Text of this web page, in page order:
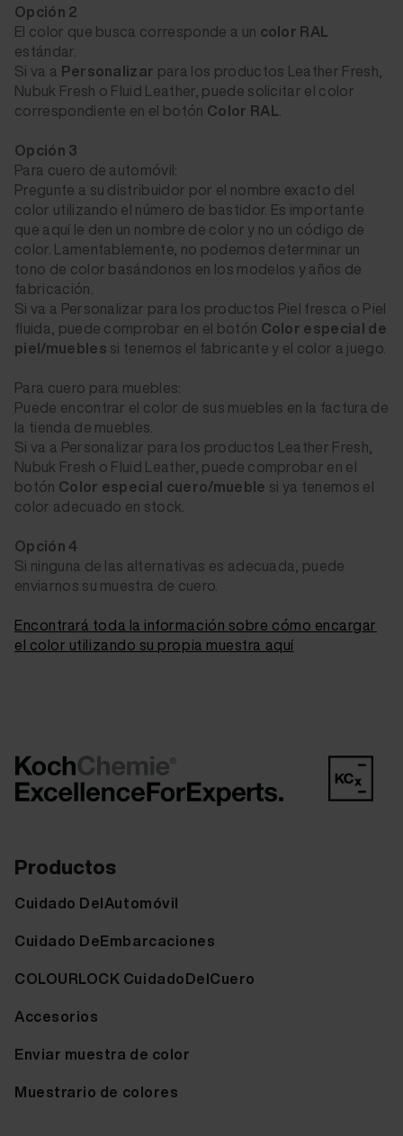
Opción 2
El color que busca corresponde a un color RAL
estándar.
Si va a Personalizar para los productos Leather Fresh,
Nubuk Fresh o Fluid Leather, puede solicitar el color
correspondiente en el botón Color RAL.
Opción 3
Para cuero de automóvil:
Pregunte a su distribuidor por el nombre exacto del
color utilizando el número de bastidor. Es importante
que aquí le den un nombre de color y no un código de
color. Lamentablemente, no podemos determinar un
tono de color basándonos en los modelos y años de
fabricación.
Si va a Personalizar para los productos Piel fresca o Piel
fluida, puede comprobar en el botón Color especial de
piel/muebles si tenemos el fabricante y el color a juego.
Para cuero para muebles:
Puede encontrar el color de sus muebles en la factura de
la tienda de muebles.
Si va a Personalizar para los productos Leather Fresh,
Nubuk Fresh o Fluid Leather, puede comprobar en el
botón Color especial cuero/mueble si ya tenemos el
color adecuado en stock.
Opción 4
Si ninguna de las alternativas es adecuada, puede
enviarnos su muestra de cuero.
Encontrará toda la información sobre cómo encargar
el color utilizando su propia muestra aquí
Productos
Cuidado DelAutomóvil
Cuidado DeEmbarcaciones
COLOURLOCK CuidadoDelCuero
Accesorios
Enviar muestra de color
Muestrario de colores